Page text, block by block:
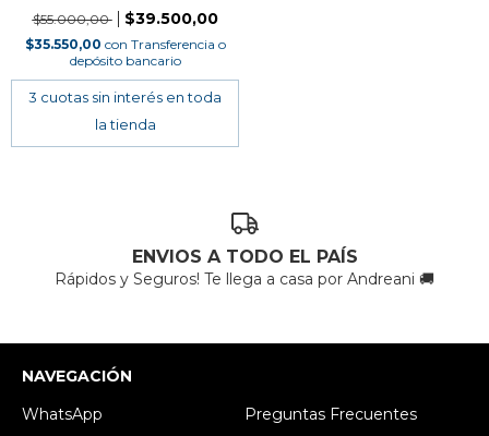
$55.000,00
$39.500,00
$35.550,00 con Transferencia o
depósito bancario
ENVIOS A TODO EL PAÍS
Rápidos y Seguros! Te llega a casa por Andreani 🚚
NAVEGACIÓN
WhatsApp
Preguntas Frecuentes